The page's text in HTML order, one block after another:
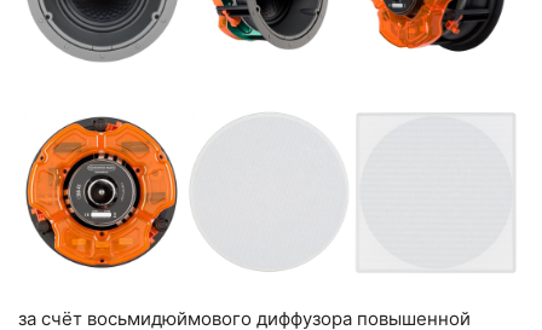
за счёт восьмидюймового диффузора повышенной